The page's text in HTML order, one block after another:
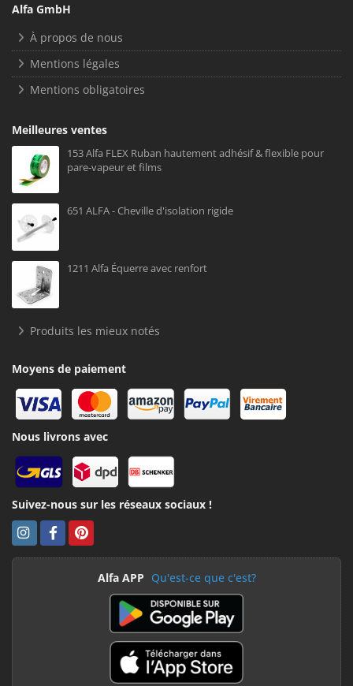
Alfa GmbH
À propos de nous
Mentions légales
Mentions obligatoires
Meilleures ventes
153 Alfa FLEX Ruban hautement adhésif & flexible pour
pare-vapeur et films
651 ALFA - Cheville d'isolation rigide
1211 Alfa Équerre avec renfort
Produits les mieux notés
Moyens de paiement
Nous livrons avec
Suivez-nous sur les réseaux sociaux !
Alfa APP Qu'est-ce que c'est?